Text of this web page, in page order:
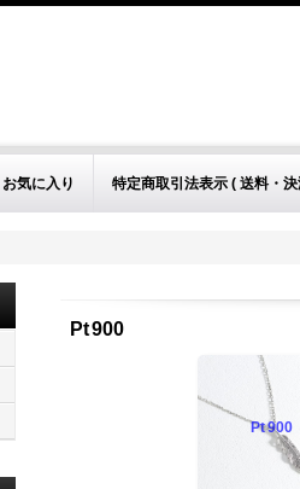
お気に入り 特定商取引法表示 ( 送料・
Pt900
Pt900